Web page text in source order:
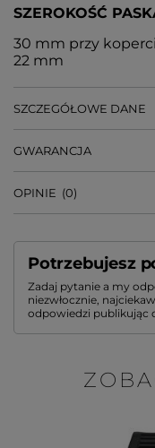
SZEROKOŚĆ
30 mm przy
22 mm
SZCZEGÓŁOWE DANE
GWARANCJA
OPINIE (0)
Potrzebujesz
Zadaj pytanie a my
niezwłocznie,
odpowiedzi publikując